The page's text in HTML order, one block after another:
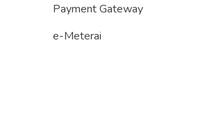
Payment Gateway
e-Meterai